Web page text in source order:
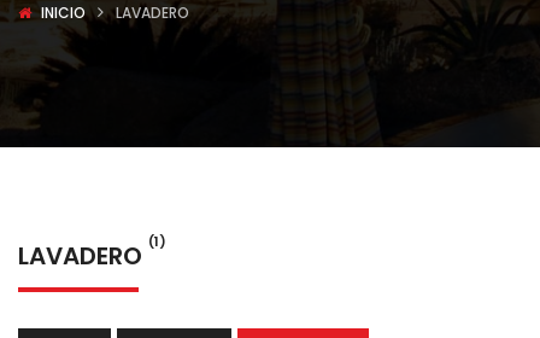
INICIO LAVADERO
LAVADERO (1)